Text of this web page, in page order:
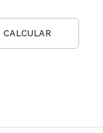
CALCULAR